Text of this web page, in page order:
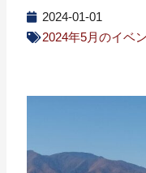
2024-01-01
2024年5月のイベ